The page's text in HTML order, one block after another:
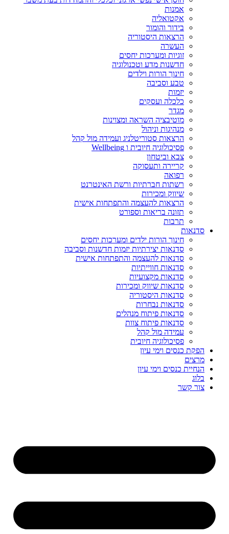
אמנות
אקטואליה
בידור והומור
הרצאות היסטוריה
העשרה
זוגיות ומערכות יחסים
חדשנות מדע וטכנולוגיה
חינוך הורות וילדים
טבע וסביבה
יזמות
כלכלה ועסקים
מגדר
מוטיבציה השראה ומצוינות
מנהיגות וניהול
הרצאות סטוריטלניג ועמידה מול קהל
פסיכולוגיה חיובית ו Wellbeing
צבא וביטחון
קריירה ותעסוקה
רפואה
רשתות חברתיות ורשת האינטרנט
שיווק ומכירות
הרצאות להעצמה והתפתחות אישית
תזונה בריאות וספורט
תרבות
סדנאות
חינוך הורות ילדים ומערכות יחסים
סדנאות יצירתיות יזמות חדשנות וסביבה
סדנאות להעצמה והתפתחות אישית
סדנאות חווייתיות
סדנאות מקצועיות
סדנאות שיווק ומכירות
סדנאות היסטוריה
סדנאות נבחרות
סדנאות פיתוח מנהלים
סדנאות פיתוח צוות
עמידה מול קהל
פסיכולוגיה חיובית
הפקת כנסים וימי עיון
מרצים
הנחיית כנסים וימי עיון
בלוג
צור קשר